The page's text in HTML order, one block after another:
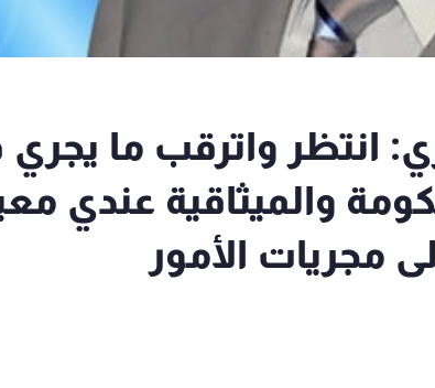
انتظر واترقب ما
والميثاقية عندي
مجريات اﻷمور